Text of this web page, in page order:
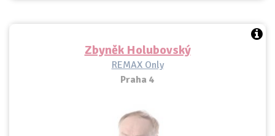
Zbyněk Holubovský
REMAX Only
Praha 4